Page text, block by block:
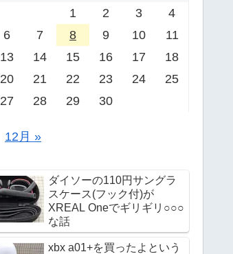
1 2 3
4
6 7 8 9 10
11
13 14 15 16 17
18
20 21 22 23 24
25
27 28 29 30
12月 »
ダイソーの110円サングラ
スケース(フック付)が
XREAL Oneでギリギリ○○○
な話
xbx a01+を買ったよという